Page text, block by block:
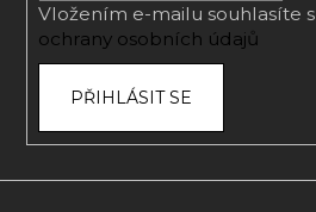
Vložením e-mailu souhlasíte s
ochrany osobních údajů
PŘIHLÁSIT SE